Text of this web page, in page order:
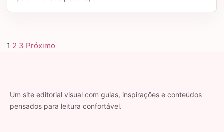
Paginação de posts
1 2 3 Próximo
Um site editorial visual com guias, inspirações e conteúdos
pensados para leitura confortável.